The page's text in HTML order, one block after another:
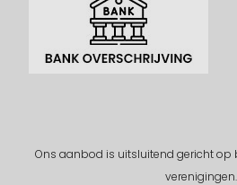
Ons aanbod is uitsluitend gericht op
verenigingen.